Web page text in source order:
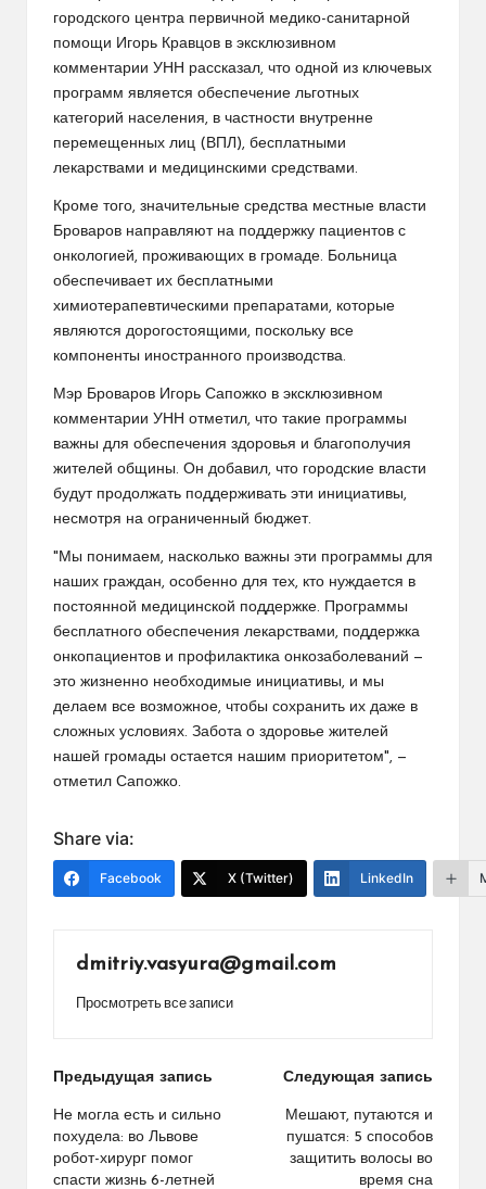
городского центра первичной медико-санитарной
помощи Игорь Кравцов в эксклюзивном
комментарии УНН рассказал, что одной из ключевых
программ является обеспечение льготных
категорий населения, в частности внутренне
перемещенных лиц (ВПЛ), бесплатными
лекарствами и медицинскими средствами.
Кроме того, значительные средства местные власти
Броваров направляют на поддержку пациентов с
онкологией, проживающих в громаде. Больница
обеспечивает их бесплатными
химиотерапевтическими препаратами, которые
являются дорогостоящими, поскольку все
компоненты иностранного производства.
Мэр Броваров Игорь Сапожко в эксклюзивном
комментарии УНН отметил, что такие программы
важны для обеспечения здоровья и благополучия
жителей общины. Он добавил, что городские власти
будут продолжать поддерживать эти инициативы,
несмотря на ограниченный бюджет.
"Мы понимаем, насколько важны эти программы для
наших граждан, особенно для тех, кто нуждается в
постоянной медицинской поддержке. Программы
бесплатного обеспечения лекарствами, поддержка
онкопациентов и профилактика онкозаболеваний —
это жизненно необходимые инициативы, и мы
делаем все возможное, чтобы сохранить их даже в
сложных условиях. Забота о здоровье жителей
нашей громады остается нашим приоритетом", —
отметил Сапожко.
Share via:
Facebook X (Twitter) LinkedIn
dmitriy.vasyura@gmail.com
Просмотреть все записи
Навигация
по
записям
Предыдущая запись
Не могла есть и сильно
похудела: во Львове
робот-хирург помог
спасти жизнь 6-летней
Следующая запись
Мешают, путаются и
пушатся: 5 способов
защитить волосы во
время сна